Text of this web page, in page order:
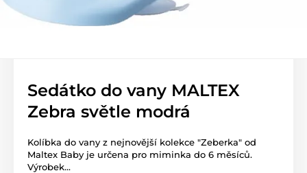
Sedátko do vany MALTEX
Zebra světle modrá
Kolíbka do vany z nejnovější kolekce "Zeberka" od
Maltex Baby je určena pro miminka do 6 měsíců.
Výrobek...